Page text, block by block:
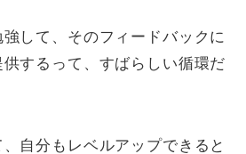
して、そのフィードバックに
するって、すばらしい循環だ
自分もレベルアップできると